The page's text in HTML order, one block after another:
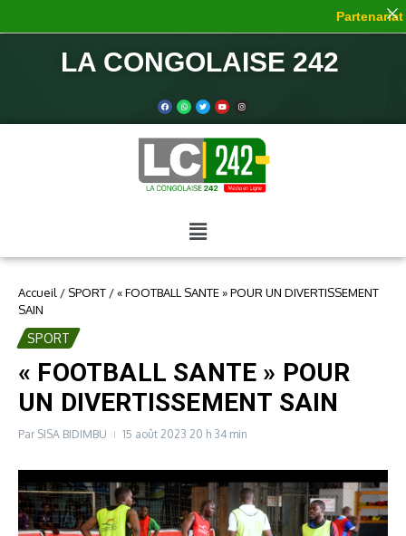
LA CONGOLAISE 242
Accueil / SPORT /« FOOTBALL SANTE » POUR UN DIVERTISSEMENT
SAIN
SPORT
« FOOTBALL SANTE » POUR
UN DIVERTISSEMENT SAIN
Par SISA BIDIMBU 15 août 2023 20 h 34 min
Partenariat